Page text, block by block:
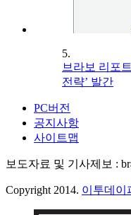
5.
브라보 리포
전략’ 발간
PC버전
공지사항
사이트맵
보도자료 및 기사제보 :
Copyright 2014. 이투데이